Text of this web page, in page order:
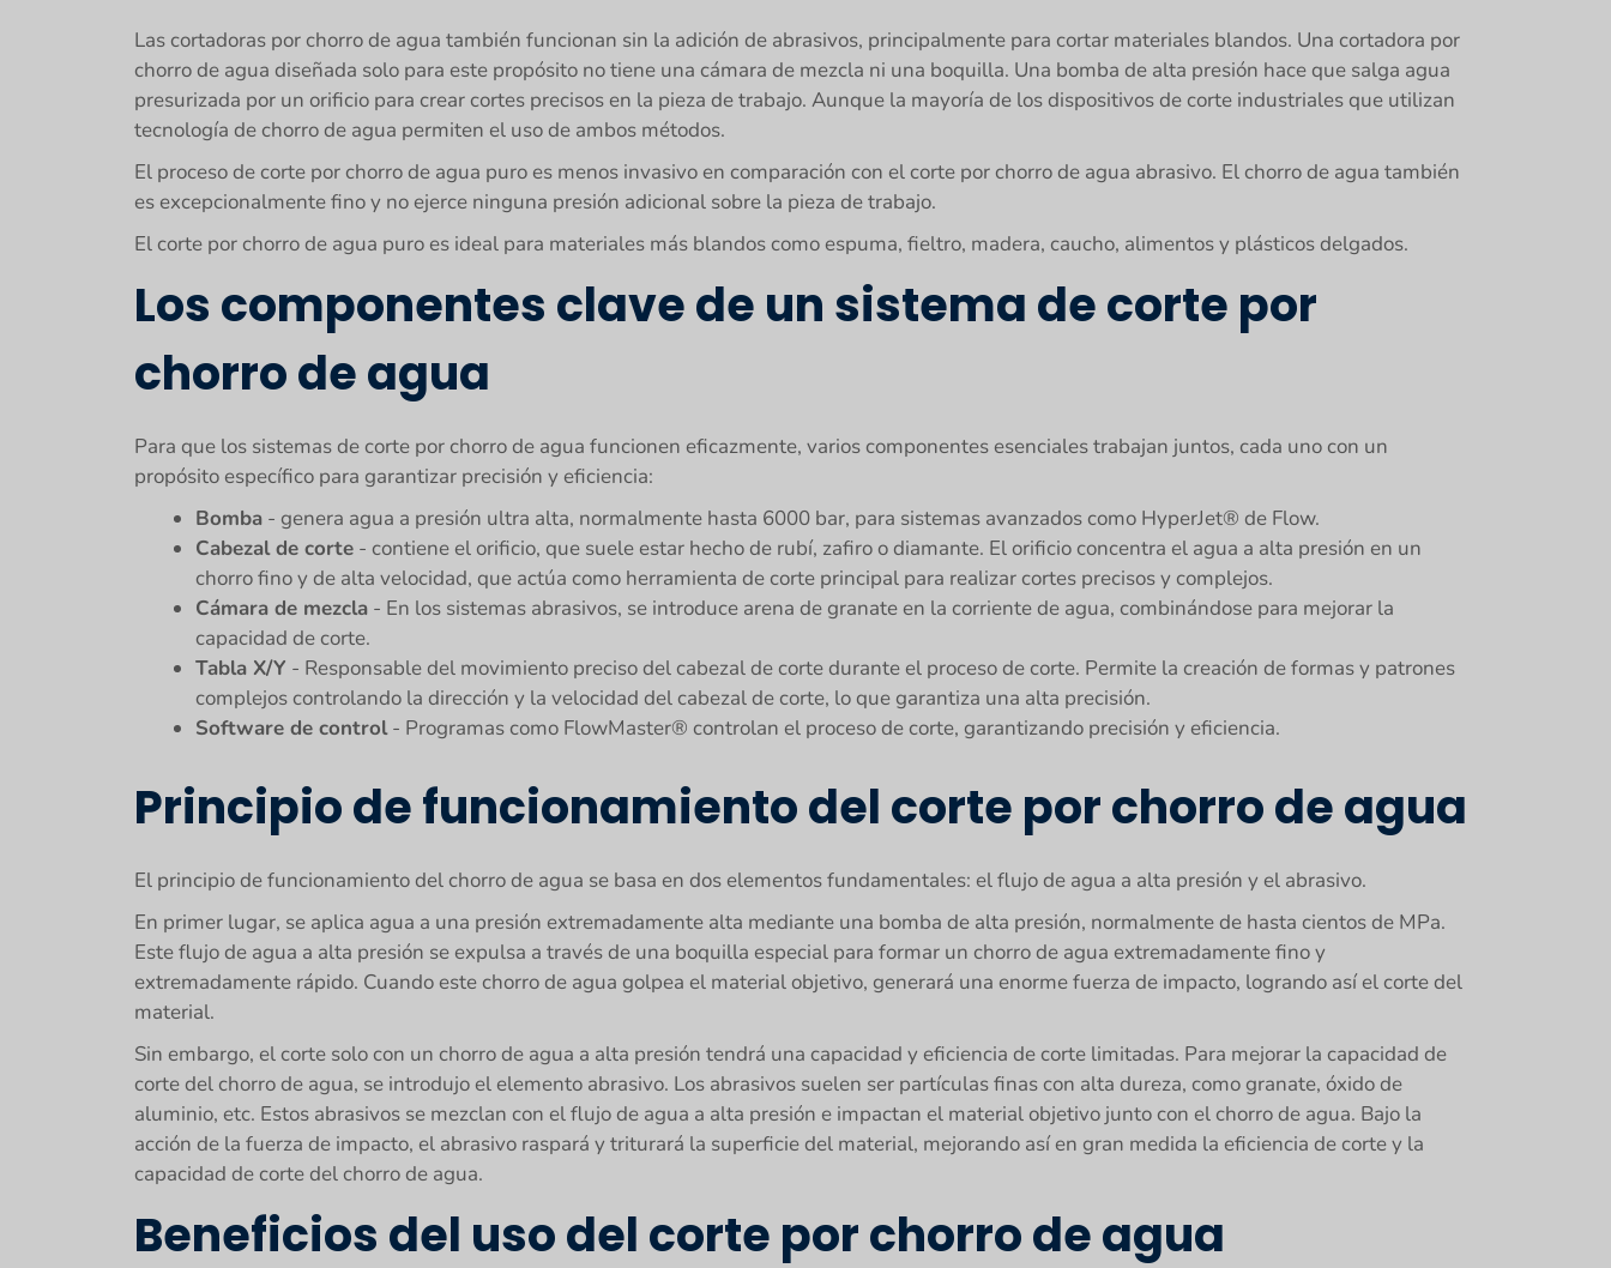
Las cortadoras por chorro de agua también funcionan sin la adición de abrasivos, principalmente para cortar materiales blandos. Una cortadora por
chorro de agua diseñada solo para este propósito no tiene una cámara de mezcla ni una boquilla. Una bomba de alta presión hace que salga agua
presurizada por un orificio para crear cortes precisos en la pieza de trabajo. Aunque la mayoría de los dispositivos de corte industriales que utilizan
tecnología de chorro de agua permiten el uso de ambos métodos.
El proceso de corte por chorro de agua puro es menos invasivo en comparación con el corte por chorro de agua abrasivo. El chorro de agua también
es excepcionalmente fino y no ejerce ninguna presión adicional sobre la pieza de trabajo.
El corte por chorro de agua puro es ideal para materiales más blandos como espuma, fieltro, madera, caucho, alimentos y plásticos delgados.
Los componentes clave de un sistema de corte por
chorro de agua
Para que los sistemas de corte por chorro de agua funcionen eficazmente, varios componentes esenciales trabajan juntos, cada uno con un
propósito específico para garantizar precisión y eficiencia:
Bomba - genera agua a presión ultra alta, normalmente hasta 6000 bar, para sistemas avanzados como HyperJet® de Flow.
Cabezal de corte - contiene el orificio, que suele estar hecho de rubí, zafiro o diamante. El orificio concentra el agua a alta presión en un
chorro fino y de alta velocidad, que actúa como herramienta de corte principal para realizar cortes precisos y complejos.
Cámara de mezcla - En los sistemas abrasivos, se introduce arena de granate en la corriente de agua, combinándose para mejorar la
capacidad de corte.
Tabla X/Y - Responsable del movimiento preciso del cabezal de corte durante el proceso de corte. Permite la creación de formas y patrones
complejos controlando la dirección y la velocidad del cabezal de corte, lo que garantiza una alta precisión.
Software de control- Programas como FlowMaster® controlan el proceso de corte, garantizando precisión y eficiencia.
Principio de funcionamiento del corte por chorro de agua
El principio de funcionamiento del chorro de agua se basa en dos elementos fundamentales: el flujo de agua a alta presión y el abrasivo.
En primer lugar, se aplica agua a una presión extremadamente alta mediante una bomba de alta presión, normalmente de hasta cientos de MPa.
Este flujo de agua a alta presión se expulsa a través de una boquilla especial para formar un chorro de agua extremadamente fino y
extremadamente rápido. Cuando este chorro de agua golpea el material objetivo, generará una enorme fuerza de impacto, logrando así el corte del
material.
Sin embargo, el corte solo con un chorro de agua a alta presión tendrá una capacidad y eficiencia de corte limitadas. Para mejorar la capacidad de
corte del chorro de agua, se introdujo el elemento abrasivo. Los abrasivos suelen ser partículas finas con alta dureza, como granate, óxido de
aluminio, etc. Estos abrasivos se mezclan con el flujo de agua a alta presión e impactan el material objetivo junto con el chorro de agua. Bajo la
acción de la fuerza de impacto, el abrasivo raspará y triturará la superficie del material, mejorando así en gran medida la eficiencia de corte y la
capacidad de corte del chorro de agua.
Beneficios del uso del corte por chorro de agua